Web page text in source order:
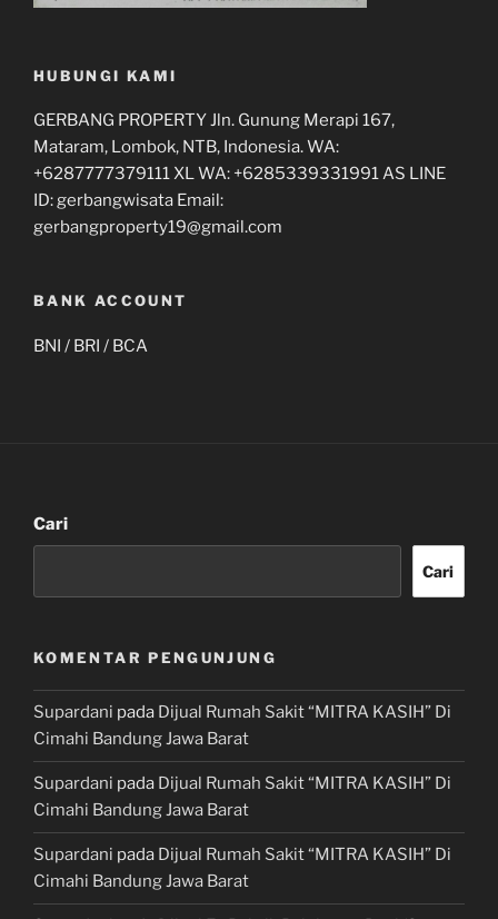
HUBUNGI KAMI
GERBANG PROPERTY Jln. Gunung Merapi 167,
Mataram, Lombok, NTB, Indonesia. WA:
+6287777379111 XL WA: +6285339331991 AS LINE
ID: gerbangwisata Email:
gerbangproperty19@gmail.com
BANK ACCOUNT
BNI / BRI / BCA
Cari
Cari
KOMENTAR PENGUNJUNG
Supardani pada Dijual Rumah Sakit “MITRA KASIH” Di
Cimahi Bandung Jawa Barat
Supardani pada Dijual Rumah Sakit “MITRA KASIH” Di
Cimahi Bandung Jawa Barat
Supardani pada Dijual Rumah Sakit “MITRA KASIH” Di
Cimahi Bandung Jawa Barat